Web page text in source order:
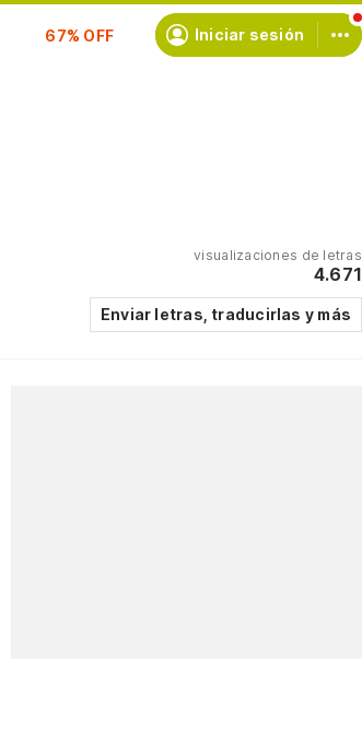
Suscríbete
Iniciar sesión
visualizaciones de letras
4.671
Enviar letras, traducirlas y más